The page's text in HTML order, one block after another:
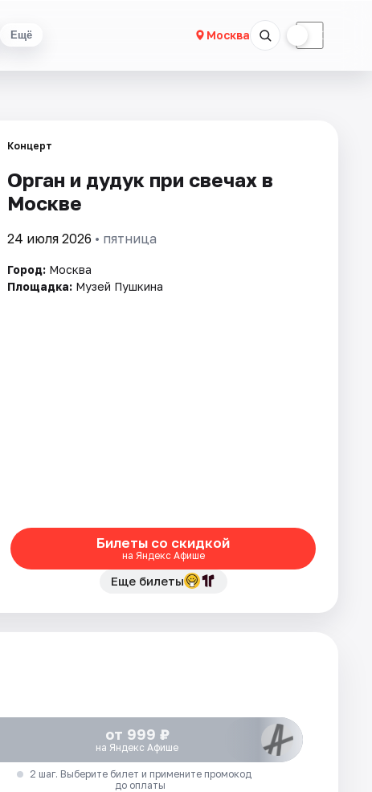
Ещё Москва ☾
Концерт
Орган и дудук при свечах в
Москве
24 июля 2026 • пятница
Город: Москва
Площадка: Музей Пушкина
Билеты со скидкой
на Яндекс Афише
Еще билеты
от 999 ₽
на Яндекс Афише
2 шаг. Выберите билет и примените промокод
до оплаты